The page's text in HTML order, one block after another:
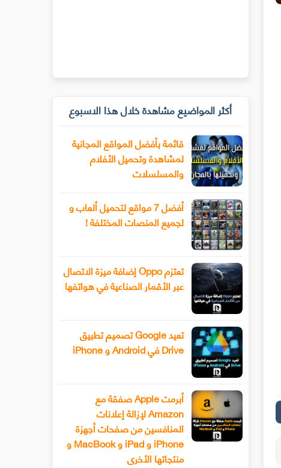
أكثر المواضيع مشاهدة خلال هذا الاسبوع
قائمة بأفضل المواقع المجانية
لمشاهدة وتحميل الأفلام
والمسلسلات
أفضل 7 مواقع لتحميل ألعاب و
لجميع المنصات المختلفة !
تعتزم Oppo إضافة ميزة الاتصال
عبر الأقمار الصناعية في هواتفها
تعيد Google تصميم تطبيق
Drive في Android و iPhone
أبرمت Apple صفقة مع
Amazon لإزالة إعلانات
المنافسين من صفحات أجهزة
iPhone و iPad و MacBook و
منتجاتها الأخرى